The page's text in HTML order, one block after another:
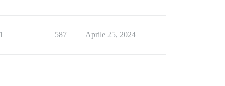
587 Aprile 25, 2024